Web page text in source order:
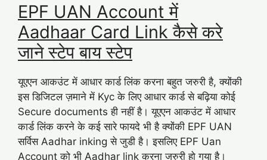
EPF UAN Account में
Aadhaar Card Link कैसे करे
जाने स्टेप बाय स्टेप
यूएएन आकउंट में आधार कार्ड लिंक करना बहुत जरुरी है, क्योंकी
इस डिजिटल ज़माने में Kyc के लिए आधार कार्ड से बढ़िया कोई
Secure documents ही नहीं है। यूएएन आकउंट में आधार
कार्ड लिंक करने के कई सारे फायदे भी है क्योंकी EPF UAN
सर्विस Aadhar inking से जुडी है। इसलिए EPF Uan
Account को भी Aadhar link करना जरुरी हो गया है।